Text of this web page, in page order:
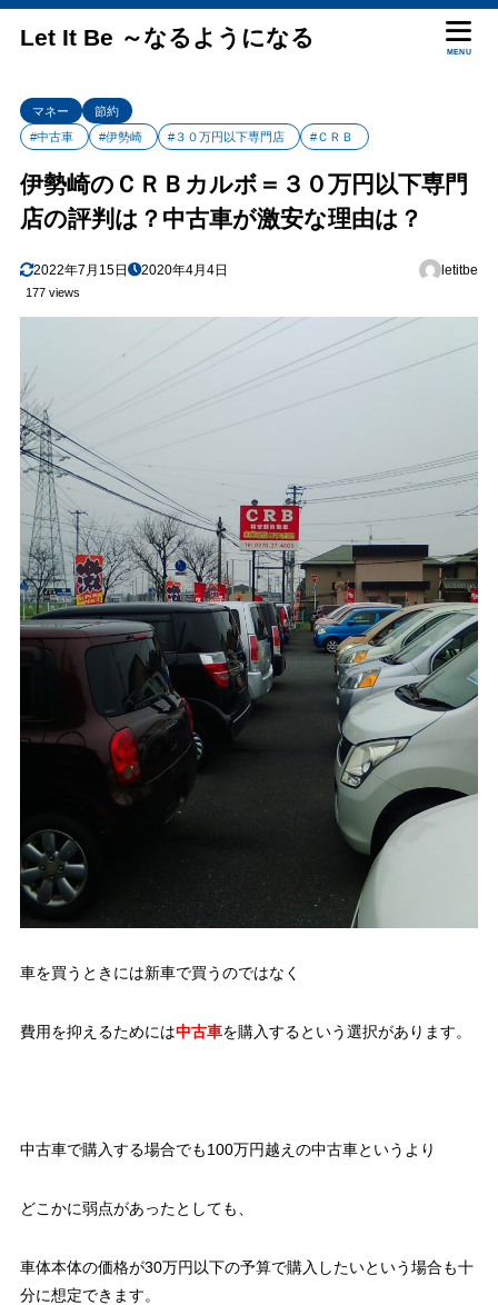
Let It Be ～なるようになる
MENU
マネー
節約
#中古車
#伊勢崎 #３０万円以下専門店 #ＣＲＢ
伊勢崎のＣＲＢカルボ＝３０万円以下専門
店の評判は？中古車が激安な理由は？
2022年7月15日 2020年4月4日 letitbe
177 views
車を買うときには新車で買うのではなく
費用を抑えるためには中古車を購入するという選択があります。
中古車で購入する場合でも100万円越えの中古車というより
どこかに弱点があったとしても、
車体本体の価格が30万円以下の予算で購入したいという場合も十
分に想定できます。